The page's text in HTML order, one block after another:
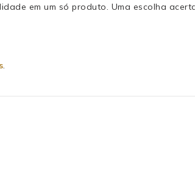
em um só produto. Uma escolha